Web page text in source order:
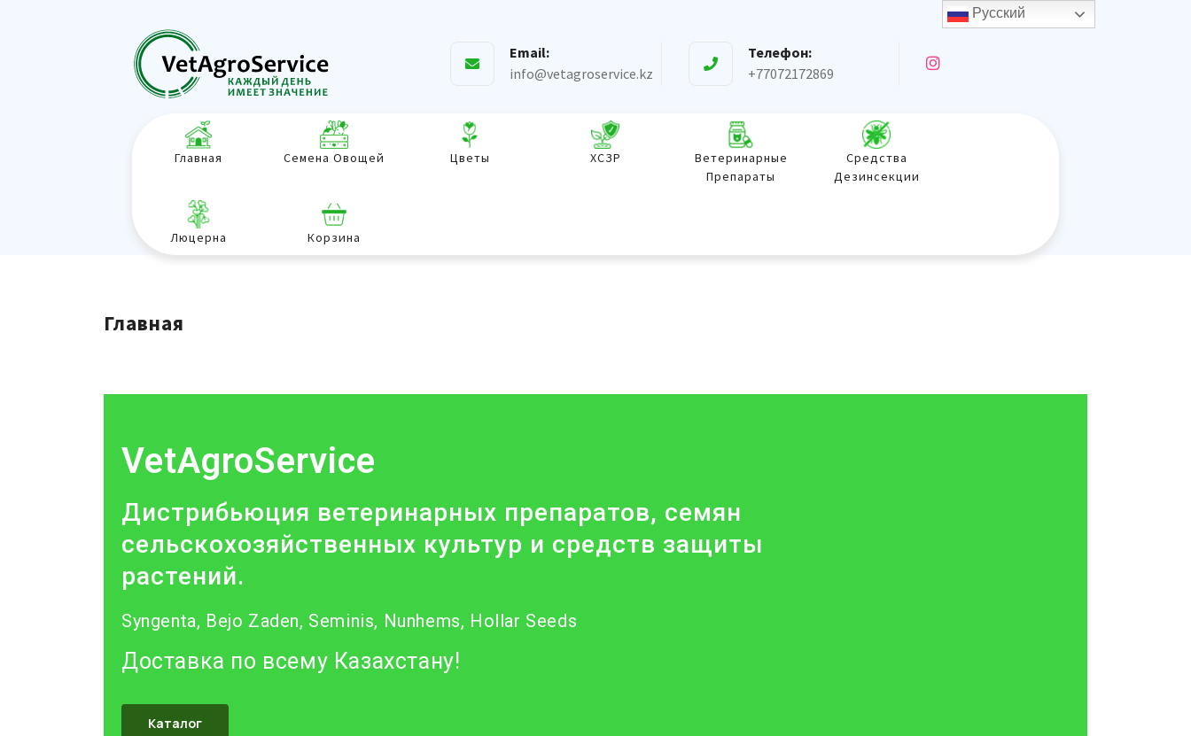
Email:
info@vetagroservice.kz
Телефон:
+77072172869
Главная Семена Овощей Цветы ХСЗР
Ветеринарные
Препараты
Средства
Дезинсекции
Люцерна Корзина
Главная
VetAgroService
Дистрибьюция ветеринарных препаратов, семян
сельскохозяйственных культур и средств защиты
растений.
Syngenta, Bejo Zaden, Seminis, Nunhems, Hollar Seeds
Доставка по всему Казахстану!
Каталог
Русский